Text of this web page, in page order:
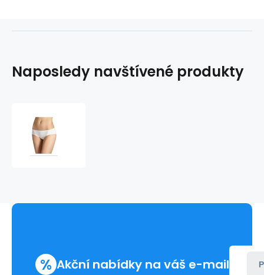
Naposledy navštívené produkty
% Akční nabídky na váš e-mail